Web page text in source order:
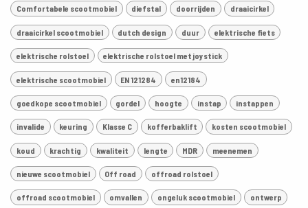
Comfortabele scootmobiel diefstal doorrijden draaicirkel
draaicirkel scootmobiel dutch design duur elektrische fiets
elektrische rolstoel elektrische rolstoel met joystick
elektrische scootmobiel EN 121284 en12184
goedkope scootmobiel gordel hoogte instap instappen
invalide keuring Klasse C kofferbaklift kosten scootmobiel
koud krachtig kwaliteit lengte MDR meenemen
nieuwe scootmobiel Off road offroad rolstoel
offroad scootmobiel omvallen ongeluk scootmobiel ontwerp